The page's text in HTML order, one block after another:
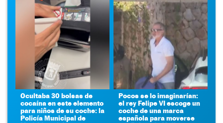
Ocultaba 30 bolsas de
cocaína en este elemento
para niños de su coche: la
Policía Municipal de
Pocos se lo imaginarían:
el rey Felipe VI escoge un
coche de una marca
española para moverse